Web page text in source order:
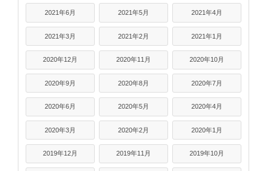
2021年6月 2021年5月 2021年4月
2021年3月 2021年2月 2021年1月
2020年12月 2020年11月 2020年10月
2020年9月 2020年8月 2020年7月
2020年6月 2020年5月 2020年4月
2020年3月 2020年2月 2020年1月
2019年12月 2019年11月 2019年10月